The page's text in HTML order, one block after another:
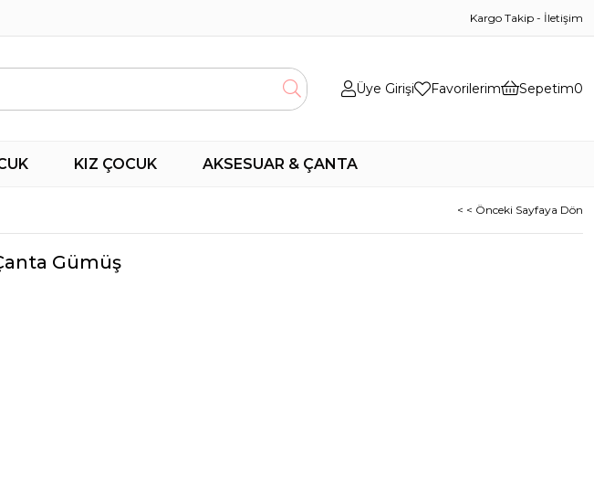
Kargo Takip - İletişim
Üye Girişi Favorilerim Sepetim0
KIZ ÇOCUK AKSESUAR & ÇANTA
< < Önceki Sayfaya Dön
Gümüş